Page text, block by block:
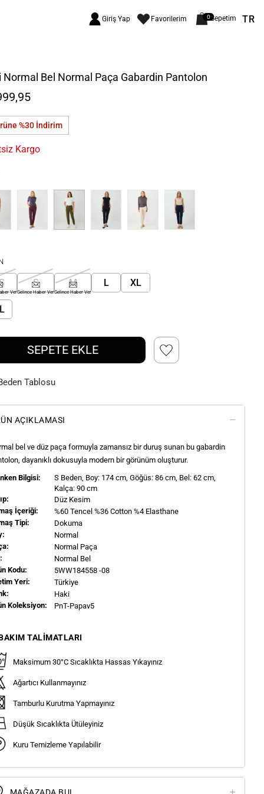
Giriş Yap Favorilerim 0Sepetim TR
Normal Bel Normal Paça Gabardin Pantolon
%30 İndirim
Kargo
Ver
S
Gelince Haber Ver
M
Gelince Haber Ver
L XL
SEPETE EKLE
Tablosu
AÇIKLAMASI
bel ve düz paça formuyla zamansız bir duruş sunan bu gabardin
dayanıklı dokusuyla modern bir görünüm oluşturur.
Bilgisi:
S Beden, Boy: 174 cm, Göğüs: 86 cm, Bel: 62 cm,
Kalça: 90 cm
Düz Kesim
İçeriği:
%60 Tencel %36 Cotton %4 Elasthane
Tipi:
Dokuma
Normal
Normal Paça
Normal Bel
Kodu:
5WW184558 -08
Yeri:
Türkiye
Haki
Koleksiyon:
PnT-Papav5
TALIMATLARI
Maksimum 30°C Sıcaklıkta Hassas Yıkayınız
Ağartıcı Kullanmayınız
Tamburlu Kurutma Yapmayınız
Düşük Sıcaklıkta Ütüleyiniz
Kuru Temizleme Yapılabilir